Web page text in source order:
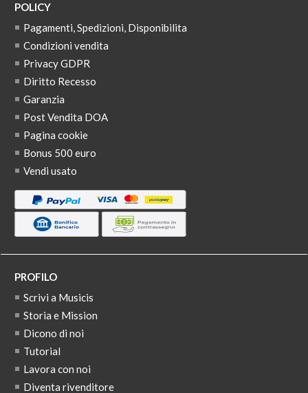
POLICY
Pagamenti, Spedizioni, Disponibilita
Condizioni vendita
Privacy GDPR
Diritto Recesso
Garanzia
Post Vendita DOA
Pagina cookie
Bonus 500 euro
Vendi usato
PROFILO
Scrivi a Musicis
Storia e Mission
Dicono di noi
Tutorial
Lavora con noi
Diventa rivenditore